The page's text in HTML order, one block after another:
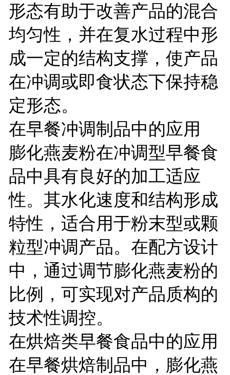
形态有助于改善产品的混合
均匀性，并在复水过程中形
成一定的结构支撑，使产品
在冲调或即食状态下保持稳
定形态。
在早餐冲调制品中的应用
膨化燕麦粉在冲调型早餐食
品中具有良好的加工适应
性。其水化速度和结构形成
特性，适合用于粉末型或颗
粒型冲调产品。在配方设计
中，通过调节膨化燕麦粉的
比例，可实现对产品质构的
技术性调控。
在烘焙类早餐食品中的应用
在早餐烘焙制品中，膨化燕